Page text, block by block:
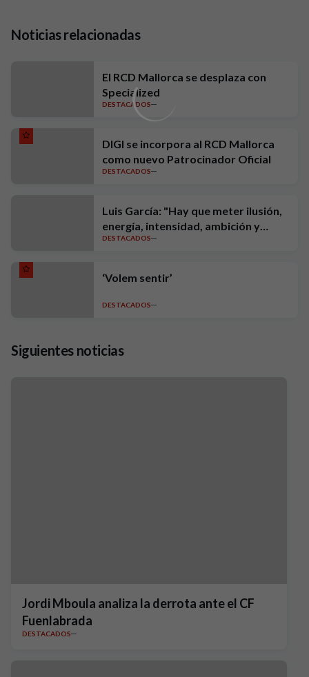
Noticias relacionadas
El RCD Mallorca se desplaza con
Specialized
DESTACADOS
DIGI se incorpora al RCD Mallorca
como nuevo Patrocinador Oficial
DESTACADOS
Luis García: "Hay que meter ilusión,
energía, intensidad, ambición y
exigencia"
DESTACADOS
‘Volem sentir’
DESTACADOS
Siguientes noticias
Jordi Mboula analiza la derrota ante el CF
Fuenlabrada
DESTACADOS